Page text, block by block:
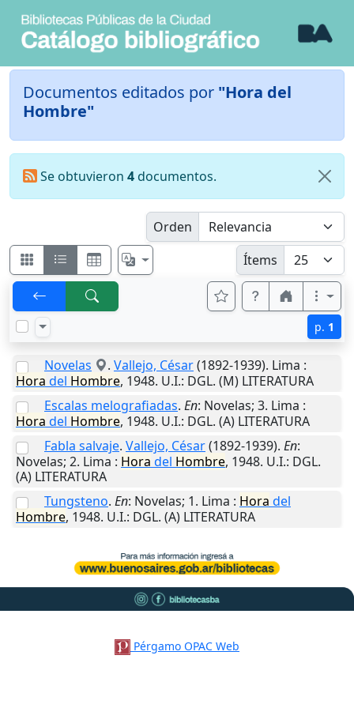
Documentos editados por "Hora del
Hombre"
Se obtuvieron 4documentos.
Orden
Ítems
p. 1
Novelas . Vallejo, César(1892-1939). Lima :
Hora del Hombre, 1948. U.I.: DGL. (M) LITERATURA
Escalas melografiadas. En: Novelas; 3. Lima :
Hora del Hombre, 1948. U.I.: DGL. (A) LITERATURA
Fabla salvaje. Vallejo, César(1892-1939). En:
Novelas; 2. Lima : Hora del Hombre, 1948. U.I.: DGL.
(A) LITERATURA
Tungsteno. En: Novelas; 1. Lima : Hora del
Hombre, 1948. U.I.: DGL. (A) LITERATURA
Pérgamo OPAC Web